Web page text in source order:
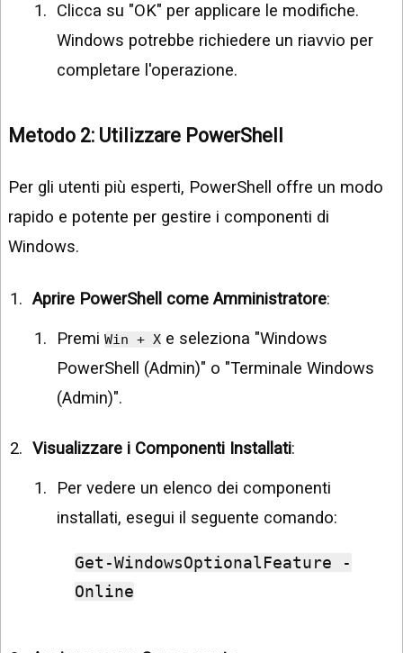
Clicca su "OK" per applicare le modifiche.
Windows potrebbe richiedere un riavvio per
completare l'operazione.
Metodo 2: Utilizzare PowerShell
Per gli utenti più esperti, PowerShell offre un modo
rapido e potente per gestire i componenti di
Windows.
Aprire PowerShell come Amministratore:
Premi Win + X e seleziona "Windows
PowerShell (Admin)" o "Terminale Windows
(Admin)".
Visualizzare i Componenti Installati:
Per vedere un elenco dei componenti
installati, esegui il seguente comando:
Get-WindowsOptionalFeature -
Online